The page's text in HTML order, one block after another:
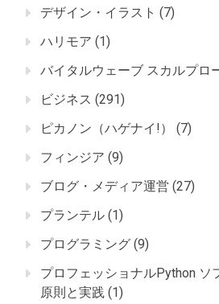
デザイン・イラスト (7)
ハリモア (1)
バイタルウェーブ スカルプロ
ビジネス (291)
ピカノン（ハゲナイ!）
(7)
フィンジア (9)
ブログ・メディア運営 (27)
プランテル (1)
プログラミング (9)
プロフェッショナルPython ソ
原則と実践 (1)